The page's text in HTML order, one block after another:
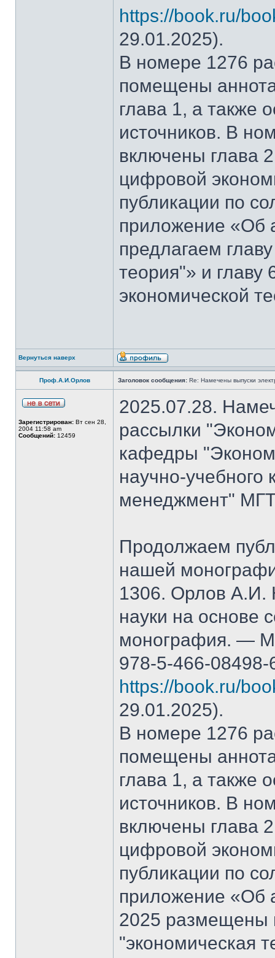
https://book.ru/
29.01.2025).
В номере 1276
помещены
глава 1, а также
источников. В
включены глава
цифровой
публикации по
приложение «Об
предлагаем
теория"» и главу
экономической
Вернуться наверх
Проф.А.И.Орлов Заголовок сообщения: Re: Намечены выпуски
Зарегистрирован: Вт сен 28,
2004 11:58 am
Сообщений: 12459
2025.07.28.
рассылки
кафедры
научно-
менеджмент"
Продолжаем
нашей
1306. Орлов А.И.
науки на основе
монография. —
978-5-466-
https://book.ru/
29.01.2025).
В номере 1276
помещены
глава 1, а также
источников. В
включены глава
цифровой
публикации по
приложение «Об
2025 размещены
"экономическая